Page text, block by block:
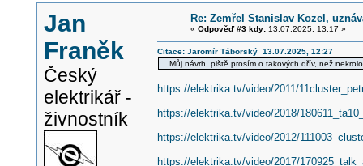
Jan
Franěk
Český
elektrikář -
živnostník
Re: Zemřel Stanislav Kozel,
« Odpověď #3 kdy:13.07.2025, 13:17 »
Citace: Jaromír Táborský 13.07.2025, 12:27
... Můj návrh, piště prosím o takových dřív, než
https://elektrika.tv/video/2011/
https://elektrika.tv/video/2018/
https://elektrika.tv/video/2012/
https://elektrika.tv/video/2017/